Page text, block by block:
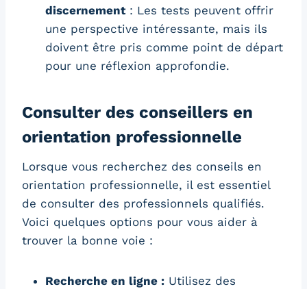
discernement: Les tests peuvent offrir
une perspective intéressante, mais ils
doivent être pris comme point de départ
pour une réflexion approfondie.
Consulter des conseillers en
orientation professionnelle
Lorsque vous recherchez des conseils en
orientation professionnelle, il est essentiel
de consulter des professionnels qualifiés.
Voici quelques options pour vous aider à
trouver la bonne voie :
Recherche en ligne : Utilisez des